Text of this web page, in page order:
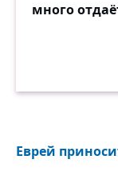
много
Еврей